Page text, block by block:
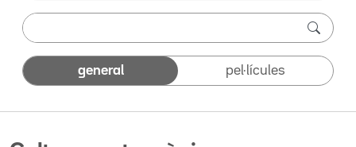
general pel·lícules